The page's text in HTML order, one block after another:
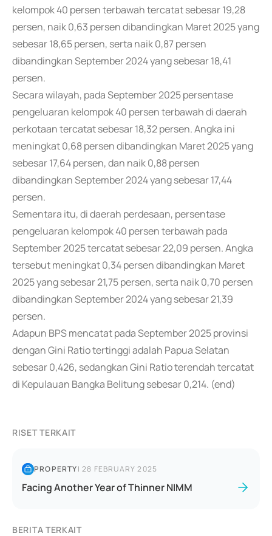
kelompok 40 persen terbawah tercatat sebesar 19,28
persen, naik 0,63 persen dibandingkan Maret 2025 yang
sebesar 18,65 persen, serta naik 0,87 persen
dibandingkan September 2024 yang sebesar 18,41
persen.
Secara wilayah, pada September 2025 persentase
pengeluaran kelompok 40 persen terbawah di daerah
perkotaan tercatat sebesar 18,32 persen. Angka ini
meningkat 0,68 persen dibandingkan Maret 2025 yang
sebesar 17,64 persen, dan naik 0,88 persen
dibandingkan September 2024 yang sebesar 17,44
persen.
Sementara itu, di daerah perdesaan, persentase
pengeluaran kelompok 40 persen terbawah pada
September 2025 tercatat sebesar 22,09 persen. Angka
tersebut meningkat 0,34 persen dibandingkan Maret
2025 yang sebesar 21,75 persen, serta naik 0,70 persen
dibandingkan September 2024 yang sebesar 21,39
persen.
Adapun BPS mencatat pada September 2025 provinsi
dengan Gini Ratio tertinggi adalah Papua Selatan
sebesar 0,426, sedangkan Gini Ratio terendah tercatat
di Kepulauan Bangka Belitung sebesar 0,214. (end)
RISET TERKAIT
PROPERTY|28 FEBRUARY 2025
Facing Another Year of Thinner NIMM
BERITA TERKAIT